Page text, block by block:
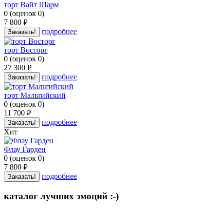
торт Вайт Шарм
0 (оценок 0)
7 800 руб.
Заказать! подробнее
торт Восторг
0 (оценок 0)
27 300 руб.
Заказать! подробнее
торт Мальтийский
0 (оценок 0)
11 700 руб.
Заказать!
подробнее
Хит
Флау Гарден
0 (оценок 0)
7 800 руб.
Заказать! подробнее
каталог лучших эмоций :-)